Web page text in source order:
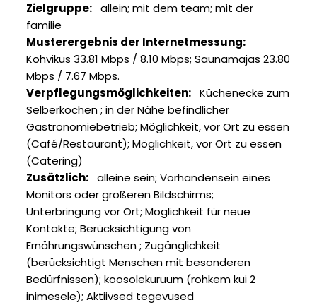
Zielgruppe allein mit dem team mit der
familie
Musterergebnis der Internetmessung
Kohvikus 33.81 Mbps / 8.10 Mbps; Saunamajas 23.80
Mbps / 7.67 Mbps.
Verpflegungsmöglichkeiten
Küchenecke zum
Selberkochen in der Nähe befindlicher
Gastronomiebetrieb Möglichkeit, vor Ort zu essen
(Café/Restaurant) Möglichkeit, vor Ort zu essen
(Catering)
Zusätzlich
alleine sein Vorhandensein eines
Monitors oder größeren Bildschirms
Unterbringung vor Ort Möglichkeit für neue
Kontakte Berücksichtigung von
Ernährungswünschen Zugänglichkeit
(berücksichtigt Menschen mit besonderen
Bedürfnissen) koosolekuruum (rohkem kui 2
inimesele) Aktiivsed tegevused